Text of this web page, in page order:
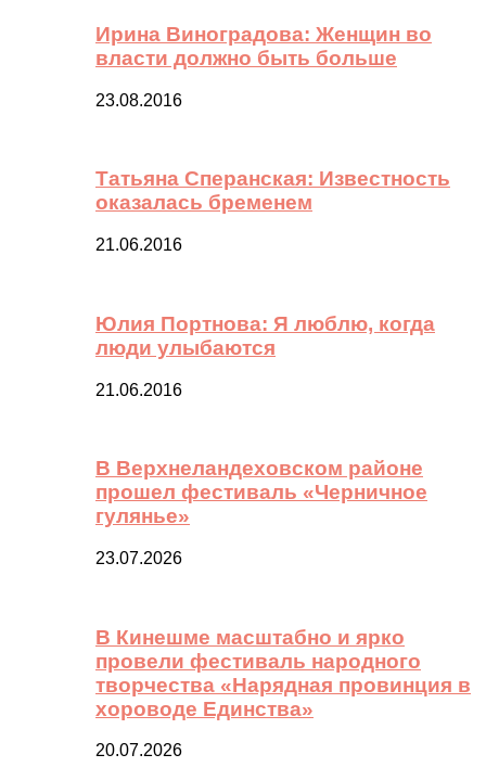
Ирина Виноградова: Женщин во
власти должно быть больше
23.08.2016
Татьяна Сперанская: Известность
оказалась бременем
21.06.2016
Юлия Портнова: Я люблю, когда
люди улыбаются
21.06.2016
В Верхнеландеховском районе
прошел фестиваль «Черничное
гулянье»
23.07.2026
В Кинешме масштабно и ярко
провели фестиваль народного
творчества «Нарядная провинция в
хороводе Единства»
20.07.2026